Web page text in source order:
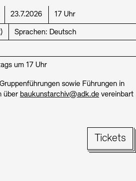
Akademien
– KUNSTWELTEN
Musik
Datum:
23.7.2026 Uhrzeit:
17 Uhr
Sprachen: Deutsch
um 17 Uhr
sowie Führungen in
über baukunstarchiv@adk.de vereinbart
Tickets